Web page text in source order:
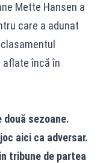
Mette Hansen a
care a adunat
aflate încă în
sezoane.
aici ca adversar.
tribune de partea